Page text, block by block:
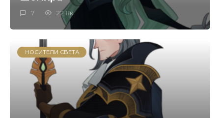
7 22.8к.
НОСИТЕЛИ СВЕТА